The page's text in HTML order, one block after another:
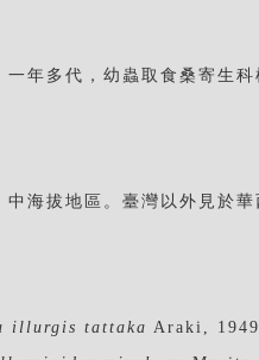
一年多代，幼蟲取食桑寄生
中海拔地區。臺灣以外見於
illurgis tattaka Araki, 1949